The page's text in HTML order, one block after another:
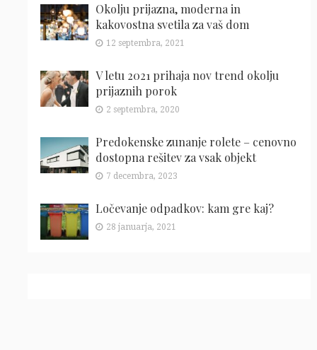
Okolju prijazna, moderna in
kakovostna svetila za vaš dom
12 septembra, 2021
V letu 2021 prihaja nov trend okolju
prijaznih porok
2 septembra, 2020
Predokenske zunanje rolete – cenovno
dostopna rešitev za vsak objekt
7 decembra, 2023
Ločevanje odpadkov: kam gre kaj?
28 januarja, 2021